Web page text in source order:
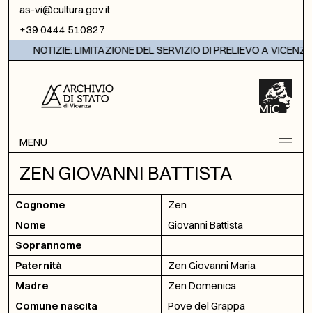
Vai al contenuto
as-vi@cultura.gov.it
+39 0444 510827
NOTIZIE: LIMITAZIONE DEL SERVIZIO DI PRELIEVO A VICENZA
MENU
ZEN GIOVANNI BATTISTA
Cognome
Zen
Nome
Giovanni Battista
Soprannome
Paternità
Zen Giovanni Maria
Madre
Zen Domenica
Comune nascita
Pove del Grappa